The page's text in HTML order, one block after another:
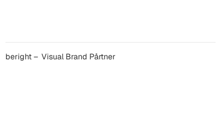
beright – Visual Brand Pårtner